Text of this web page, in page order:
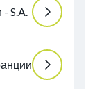
S.A.